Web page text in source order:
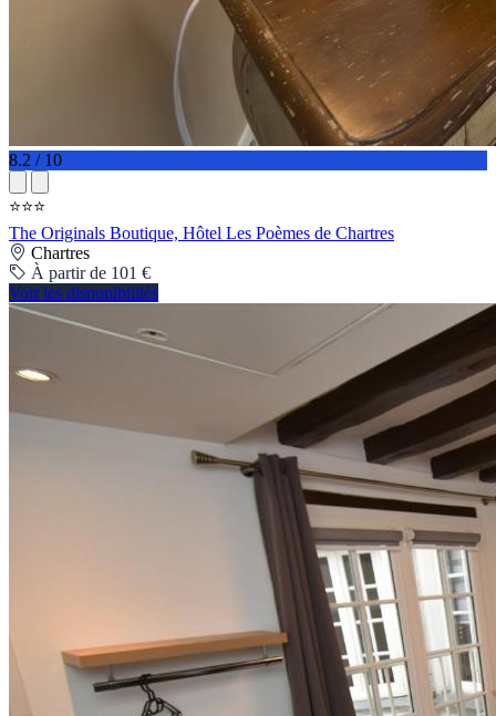
8.2 / 10
⭐⭐⭐
The Originals Boutique, Hôtel Les Poèmes de Chartres
Chartres
À partir de 101 €
Voir les disponibilités